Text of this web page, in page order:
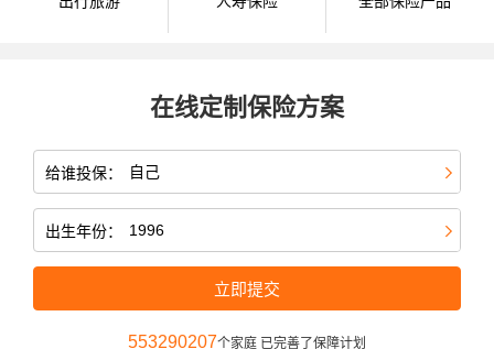
在线定制保险方案
给谁投保：
出生年份：
立即提交
553290207个家庭 已完善了保障计划